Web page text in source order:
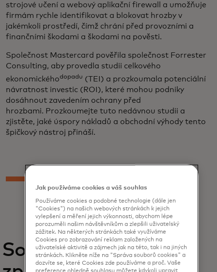
strojové učení a webový aplikační firewall a umožňuje
firmám rychle identifikovat a blokovat hrozby v
jakémkoli prostředí, čímž chrání před provozními a
finančními škodami a škodami na pověsti.
Společnost Mastercard pověřila společnost Forrester
Consulting, aby provedla studii celkového
ekonomickéhodopadu (TEI) a prozkoumala potenciální
návratnost investic (ROI), které mohou podniky
dosáhnout zavedením ochrany před
hrozbami. Prozkoumejte tuto nedávnou studii a
zjistěte, jaké úspory nákladů a obchodní výhody tento
špičkový nástroj přináší.
Související
Jak používáme cookies a váš souhlas
Používáme cookies a podobné technologie (dále jen
"Cookies") na našich webových stránkách k jejich
vylepšení a měření jejich výkonnosti, abychom lépe
porozuměli našim návštěvníkům a zlepšili uživatelský
zážitek. Na některých stránkách také využíváme
Cookies pro zobrazování reklam založených na
uživatelské aktivitě a zájmech jak na této, tak i na jiných
stránkách. Klikněte níže na "Správa souborů cookies" a
dozvíte se, které Cookies zde používáme a proč. Vaše
preference ohledně souhlasu můžete kdykoli upravit